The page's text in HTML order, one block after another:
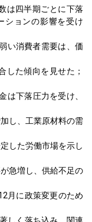
は四半期ごとに下落
ションの影響を受け
い消費者需要は、価
した傾向を見せた；
は下落圧力を受け、
し、工業原材料の需
した労働市場を示し
急増し、供給不足の
月に政策変更のため